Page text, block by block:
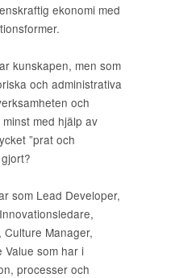
ekonomi med
kunskapen, men som
och administrativa
och
med hjälp av
”prat och
som Lead Developer,
Manager,
Value som har i
processer och